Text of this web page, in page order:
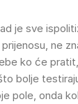
je sve
ne
ko će
bolje
pole, onda